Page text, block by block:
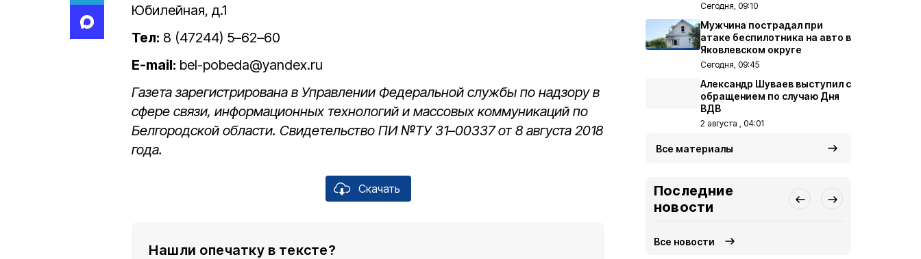
Юбилейная, д.1
Тел: 8 (47244) 5–62–60
E-mail: bel-pobeda@yandex.ru
Газета зарегистрирована в Управлении Федеральной службы по надзору в
сфере связи, информационных технологий и массовых коммуникаций по
Белгородской области. Свидетельство ПИ №ТУ 31–00337 от 8 августа 2018
года.
Скачать
Нашли опечатку в тексте?
Сегодня, 09:10
Мужчина пострадал при
атаке беспилотника на авто в
Яковлевском округе
Сегодня, 09:45
Александр Шуваев выступил с
обращением по случаю Дня
ВДВ
2 августа , 04:01
Все материалы
Последние
новости
Все новости